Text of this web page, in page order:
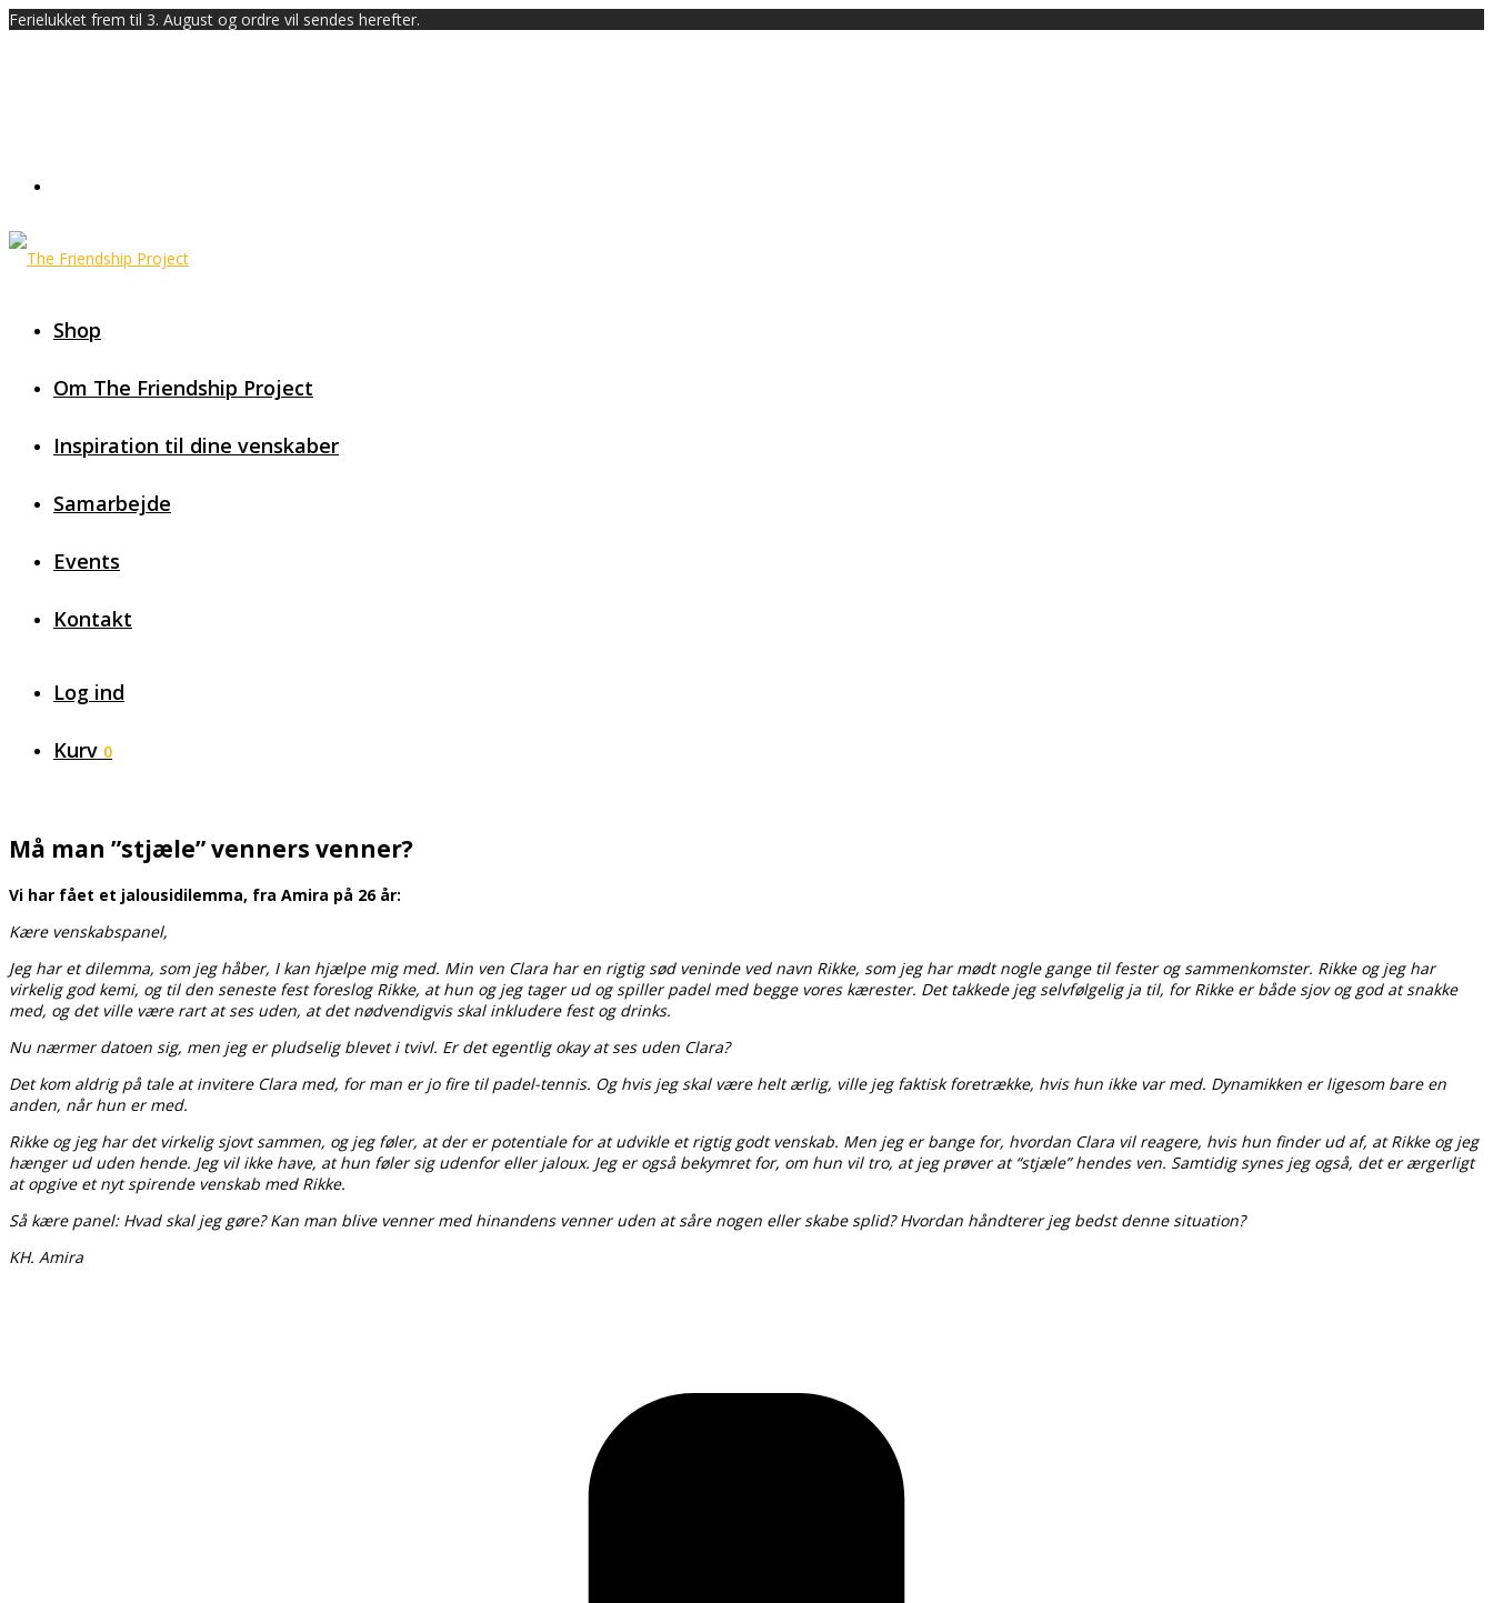
Ferielukket frem til 3. August og ordre vil sendes herefter.
Shop
Om The Friendship Project
Inspiration til dine venskaber
Samarbejde
Events
Kontakt
Log ind
Kurv 0
Må man ”stjæle” venners venner?
Vi har fået et jalousidilemma, fra Amira på 26 år:
Kære venskabspanel,
Jeg har et dilemma, som jeg håber, I kan hjælpe mig med. Min ven Clara har en rigtig sød veninde ved navn Rikke, som jeg har mødt nogle gange til fester og sammenkomster. Rikke og jeg har
virkelig god kemi, og til den seneste fest foreslog Rikke, at hun og jeg tager ud og spiller padel med begge vores kærester. Det takkede jeg selvfølgelig ja til, for Rikke er både sjov og god at snakke
med, og det ville være rart at ses uden, at det nødvendigvis skal inkludere fest og drinks.
Nu nærmer datoen sig, men jeg er pludselig blevet i tvivl. Er det egentlig okay at ses uden Clara?
Det kom aldrig på tale at invitere Clara med, for man er jo fire til padel-tennis. Og hvis jeg skal være helt ærlig, ville jeg faktisk foretrække, hvis hun ikke var med. Dynamikken er ligesom bare en
anden, når hun er med.
Rikke og jeg har det virkelig sjovt sammen, og jeg føler, at der er potentiale for at udvikle et rigtig godt venskab. Men jeg er bange for, hvordan Clara vil reagere, hvis hun finder ud af, at Rikke og jeg
hænger ud uden hende. Jeg vil ikke have, at hun føler sig udenfor eller jaloux. Jeg er også bekymret for, om hun vil tro, at jeg prøver at “stjæle” hendes ven. Samtidig synes jeg også, det er ærgerligt
at opgive et nyt spirende venskab med Rikke.
Så kære panel: Hvad skal jeg gøre? Kan man blive venner med hinandens venner uden at såre nogen eller skabe splid? Hvordan håndterer jeg bedst denne situation?
KH. Amira